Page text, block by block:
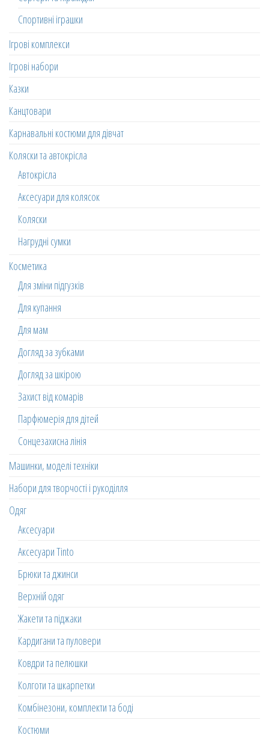
Спортивні іграшки
Ігрові комплекси
Ігрові набори
Казки
Канцтовари
Карнавальні костюми для дівчат
Коляски та автокрісла
Автокрісла
Аксесуари для колясок
Коляски
Нагрудні сумки
Косметика
Для зміни підгузків
Для купання
Для мам
Догляд за зубками
Догляд за шкірою
Захист від комарів
Парфюмерія для дітей
Сонцезахисна лінія
Машинки, моделі техніки
Набори для творчості і рукоділля
Одяг
Аксесуари
Аксесуари Tinto
Брюки та джинси
Верхній одяг
Жакети та піджаки
Кардигани та пуловери
Ковдри та пелюшки
Колготи та шкарпетки
Комбінезони, комплекти та боді
Костюми